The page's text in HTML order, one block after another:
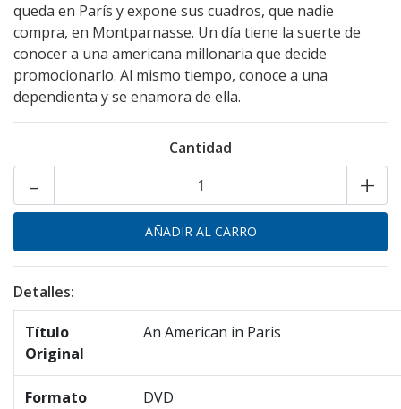
queda en París y expone sus cuadros, que nadie
compra, en Montparnasse. Un día tiene la suerte de
conocer a una americana millonaria que decide
promocionarlo. Al mismo tiempo, conoce a una
dependienta y se enamora de ella.
Cantidad
+
-
Detalles:
Título
Original
An American in Paris
Formato DVD